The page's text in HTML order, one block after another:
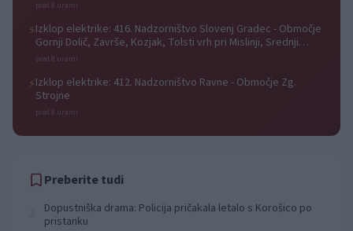
pred 8 urami
⚡Izklop elektrike: 416. Nadzorništvo Slovenj Gradec - Območje
Gornji Dolič, Završe, Kozjak, Tolsti vrh pri Mislinji, Srednji
Dolič, Paka
pred 8 urami
⚡Izklop elektrike: 412. Nadzorništvo Ravne - Območje Zg.
Strojne
pred 8 urami
Preberite tudi
Dopustniška drama: Policija pričakala letalo s Korošico po
pristanku